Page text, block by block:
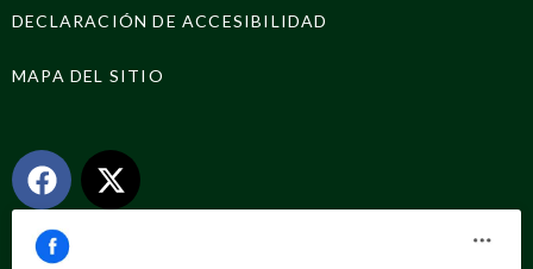
DECLARACIÓN DE ACCESIBILIDAD
MAPA DEL SITIO